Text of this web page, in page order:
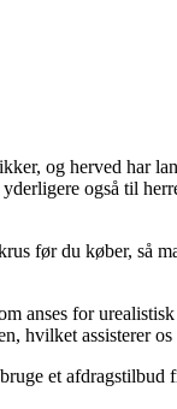
og herved har
også til
før du køber, så
anses for
hvilket assisterer
et